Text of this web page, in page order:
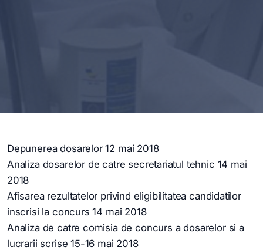
Depunerea dosarelor 12 mai 2018
Analiza dosarelor de catre secretariatul tehnic 14 mai
2018
Afisarea rezultatelor privind eligibilitatea candidatilor
inscrisi la concurs 14 mai 2018
Analiza de catre comisia de concurs a dosarelor si a
lucrarii scrise 15-16 mai 2018